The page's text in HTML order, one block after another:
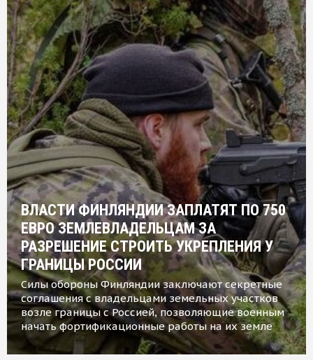
ВЛАСТИ ФИНЛЯНДИИ ЗАПЛАТЯТ ПО 750
ЕВРО ЗЕМЛЕВЛАДЕЛЬЦАМ ЗА
РАЗРЕШЕНИЕ СТРОИТЬ УКРЕПЛЕНИЯ У
ГРАНИЦЫ РОССИИ
Силы обороны Финляндии заключают секретные
соглашения с владельцами земельных участков
возле границы с Россией, позволяющие военным
начать фортификационные работы на их земле